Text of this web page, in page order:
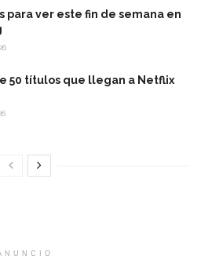
para ver este fin de semana en
50 títulos que llegan a Netflix